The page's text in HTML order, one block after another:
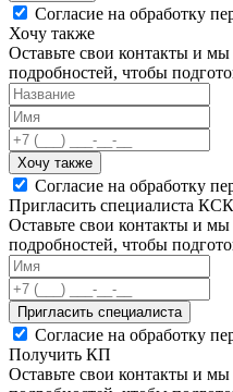
Согласие на обработку
Хочу также
Оставьте свои контакты и
подробностей, чтобы
Хочу также
Согласие на обработку
Пригласить специалиста КСК
Оставьте свои контакты и
подробностей, чтобы
Пригласить специалиста
Согласие на обработку
Получить КП
Оставьте свои контакты и